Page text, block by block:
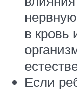
в кровь
Если